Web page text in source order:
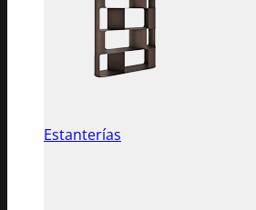
Estanterías